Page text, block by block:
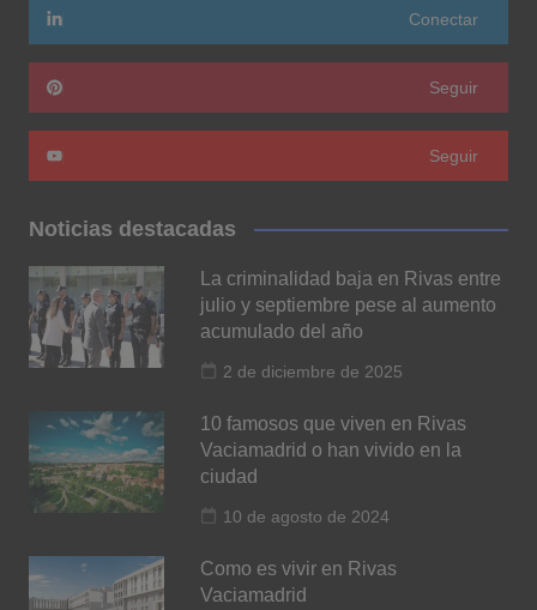
Conectar
Seguir
Seguir
Noticias destacadas
La criminalidad baja en Rivas entre
julio y septiembre pese al aumento
acumulado del año
2 de diciembre de 2025
10 famosos que viven en Rivas
Vaciamadrid o han vivido en la
ciudad
10 de agosto de 2024
Como es vivir en Rivas
Vaciamadrid